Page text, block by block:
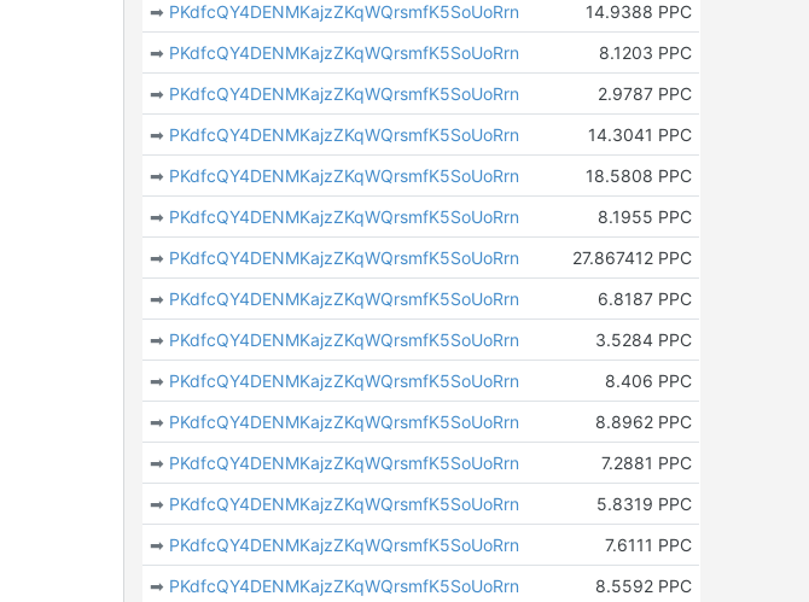
➡ PKdfcQY4DENMKajzZKqWQrsmfK5SoUoRrn
14.9388 PPC
➡ PKdfcQY4DENMKajzZKqWQrsmfK5SoUoRrn
8.1203 PPC
➡ PKdfcQY4DENMKajzZKqWQrsmfK5SoUoRrn
2.9787 PPC
➡ PKdfcQY4DENMKajzZKqWQrsmfK5SoUoRrn
14.3041 PPC
➡ PKdfcQY4DENMKajzZKqWQrsmfK5SoUoRrn
18.5808 PPC
➡ PKdfcQY4DENMKajzZKqWQrsmfK5SoUoRrn
8.1955 PPC
➡ PKdfcQY4DENMKajzZKqWQrsmfK5SoUoRrn
27.867412 PPC
➡ PKdfcQY4DENMKajzZKqWQrsmfK5SoUoRrn
6.8187 PPC
➡ PKdfcQY4DENMKajzZKqWQrsmfK5SoUoRrn
3.5284 PPC
➡ PKdfcQY4DENMKajzZKqWQrsmfK5SoUoRrn
8.406 PPC
➡ PKdfcQY4DENMKajzZKqWQrsmfK5SoUoRrn
8.8962 PPC
➡ PKdfcQY4DENMKajzZKqWQrsmfK5SoUoRrn
7.2881 PPC
➡ PKdfcQY4DENMKajzZKqWQrsmfK5SoUoRrn
5.8319 PPC
➡ PKdfcQY4DENMKajzZKqWQrsmfK5SoUoRrn
7.6111 PPC
➡ PKdfcQY4DENMKajzZKqWQrsmfK5SoUoRrn
8.5592 PPC